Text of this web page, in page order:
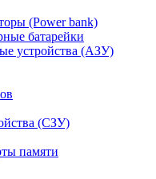
(Power bank)
батарейки
устройства (АЗУ)
(СЗУ)
памяти